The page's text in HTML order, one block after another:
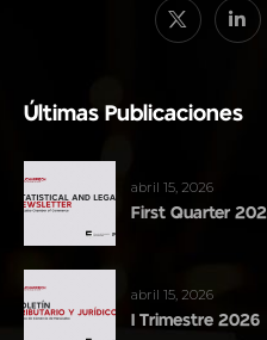
Últimas Publicaciones
abril 15, 2026
First Quarter
abril 15, 2026
I Trimestre 2026